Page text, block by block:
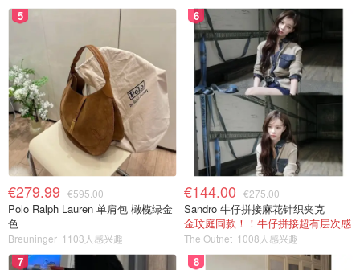
5
€279.99 €595.00
Polo Ralph Lauren 单肩包 橄榄绿金
色
Breuninger 1103人感兴趣
6
€144.00 €275.00
Sandro 牛仔拼接麻花针织夹克
金玟庭同款！！牛仔拼接超有层次感
The Outnet 1008人感兴趣
7 8